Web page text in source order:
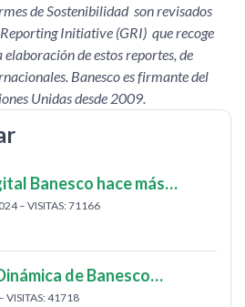
de Sostenibilidad son revisados
Initiative (GRI) que recoge
de estos reportes, de
Banesco es firmante del
Unidas desde 2009.
Banesco hace más…
– VISITAS: 71166
de Banesco…
VISITAS: 41718